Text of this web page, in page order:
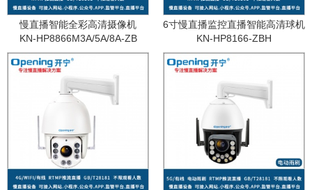
慢直播智能全彩高清摄像机
KN-HP8866M3A/5A/8A-ZB
6寸慢直播监控直播智能高清球机
KN-HP8166-ZBH